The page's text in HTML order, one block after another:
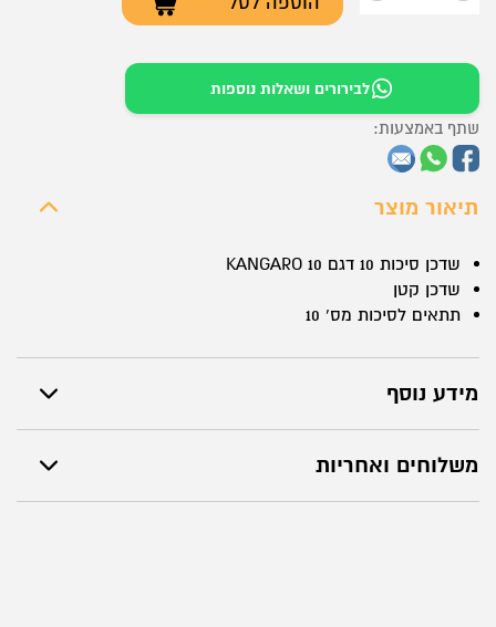
כמות
סיכות
10
דגם
KANGARO
לבירורים ושאלות נוספות
תיאור מוצר
שדכן סיכות 10 דגם KANGARO 10
שדכן קטן
תתאים לסיכות מס` 10
מידע נוסף
משלוחים ואחריות
שתף באמצעות: